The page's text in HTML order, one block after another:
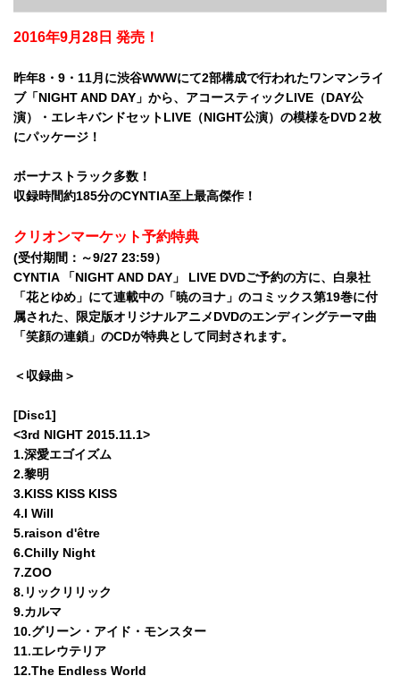
2016年9月28日 発売！
昨年8・9・11月に渋谷WWWにて2部構成で行われたワンマンライ
ブ「NIGHT AND DAY」から、アコースティックLIVE（DAY公
演）・エレキバンドセットLIVE（NIGHT公演）の模様をDVD２枚
にパッケージ！
ボーナストラック多数！
収録時間約185分のCYNTIA至上最高傑作！
クリオンマーケット予約特典
(受付期間：～9/27 23:59）
CYNTIA 「NIGHT AND DAY」 LIVE DVDご予約の方に、白泉社
「花とゆめ」にて連載中の「暁のヨナ」のコミックス第19巻に付
属された、限定版オリジナルアニメDVDのエンディングテーマ曲
「笑顔の連鎖」のCDが特典として同封されます。
＜収録曲＞
[Disc1]
<3rd NIGHT 2015.11.1>
1.深愛エゴイズム
2.黎明
3.KISS KISS KISS
4.I Will
5.raison d'être
6.Chilly Night
7.ZOO
8.リックリリック
9.カルマ
10.グリーン・アイド・モンスター
11.エレウテリア
12.The Endless World